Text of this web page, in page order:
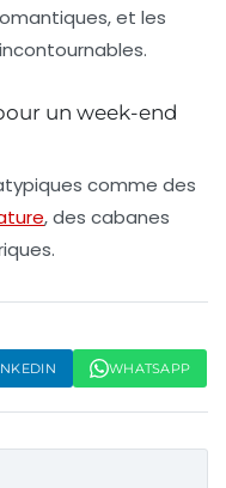
et les
un week-end
comme des
, des cabanes
WHATSAPP